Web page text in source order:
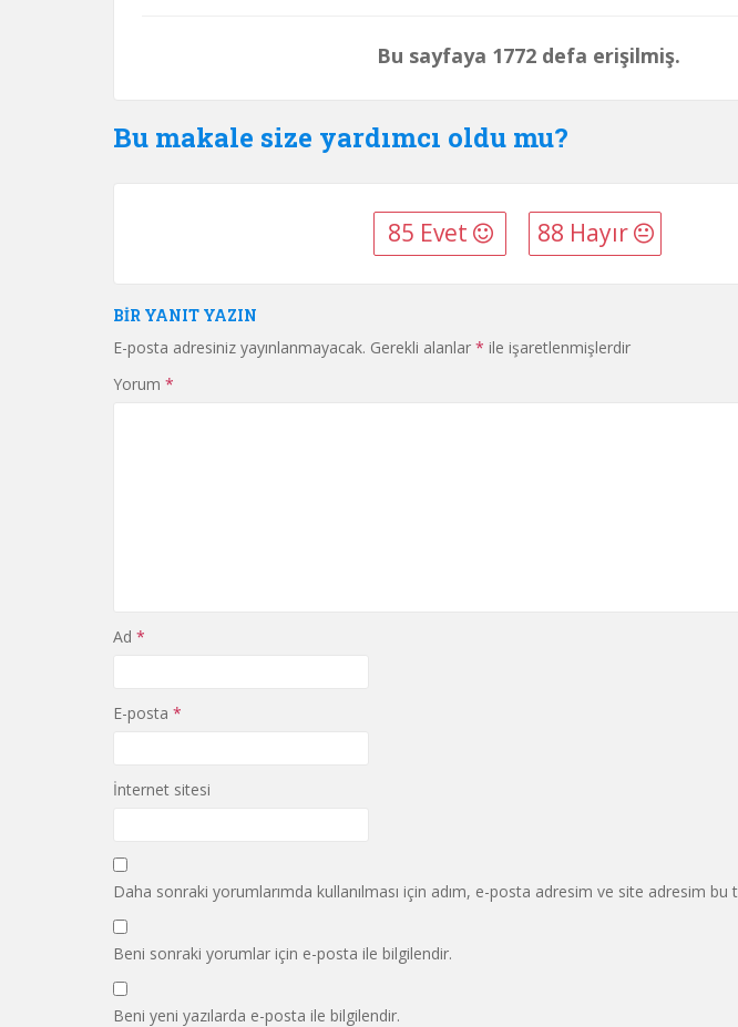
Bu sayfaya 1772 defa erişilmiş.
Bu makale size yardımcı oldu mu?
85 Evet 88 Hayır
BIR YANIT YAZIN
E-posta adresiniz yayınlanmayacak. Gerekli alanlar * ile işaretlenmişlerdir
Yorum *
Ad *
E-posta *
İnternet sitesi
Daha sonraki yorumlarımda kullanılması için adım, e-posta adresim ve site adresim bu
Beni sonraki yorumlar için e-posta ile bilgilendir.
Beni yeni yazılarda e-posta ile bilgilendir.